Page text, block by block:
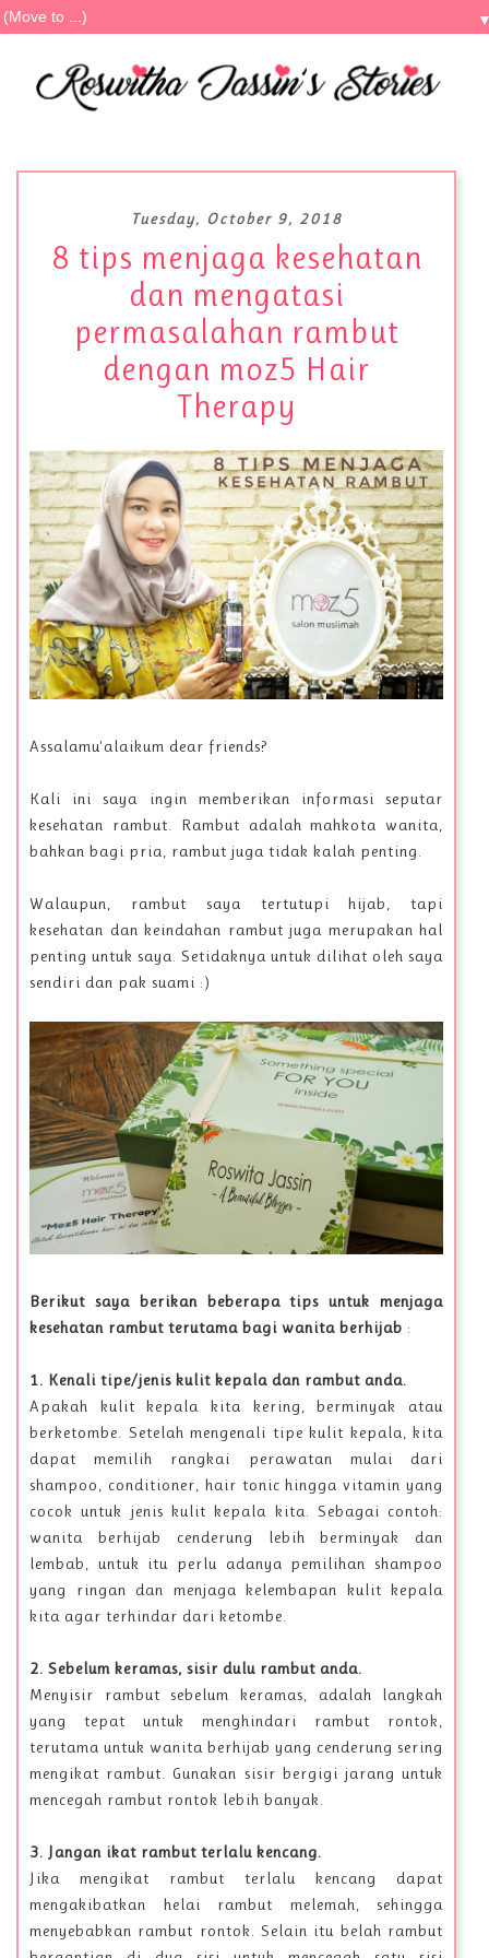
Tuesday, October 9, 2018
8 tips menjaga kesehatan
dan mengatasi
permasalahan rambut
dengan moz5 Hair
Therapy
Assalamu'alaikum dear friends?
Kali ini saya ingin memberikan informasi seputar
kesehatan rambut. Rambut adalah mahkota wanita,
bahkan bagi pria, rambut juga tidak kalah penting.
Walaupun, rambut saya tertutupi hijab, tapi
kesehatan dan keindahan rambut juga merupakan hal
penting untuk saya. Setidaknya untuk dilihat oleh saya
sendiri dan pak suami :)
Berikut saya berikan beberapa tips untuk menjaga
kesehatan rambut terutama bagi wanita berhijab :
1. Kenali tipe/jenis kulit kepala dan rambut anda.
Apakah kulit kepala kita kering, berminyak atau
berketombe. Setelah mengenali tipe kulit kepala, kita
dapat memilih rangkai perawatan mulai dari
shampoo, conditioner, hair tonic hingga vitamin yang
cocok untuk jenis kulit kepala kita. Sebagai contoh:
wanita berhijab cenderung lebih berminyak dan
lembab, untuk itu perlu adanya pemilihan shampoo
yang ringan dan menjaga kelembapan kulit kepala
kita agar terhindar dari ketombe.
2. Sebelum keramas, sisir dulu rambut anda.
Menyisir rambut sebelum keramas, adalah langkah
yang tepat untuk menghindari rambut rontok,
terutama untuk wanita berhijab yang cenderung sering
mengikat rambut. Gunakan sisir bergigi jarang untuk
mencegah rambut rontok lebih banyak.
3. Jangan ikat rambut terlalu kencang.
Jika mengikat rambut terlalu kencang dapat
mengakibatkan helai rambut melemah, sehingga
menyebabkan rambut rontok. Selain itu belah rambut